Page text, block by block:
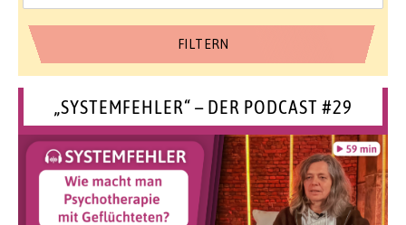
„SYSTEMFEHLER“ – DER PODCAST #29